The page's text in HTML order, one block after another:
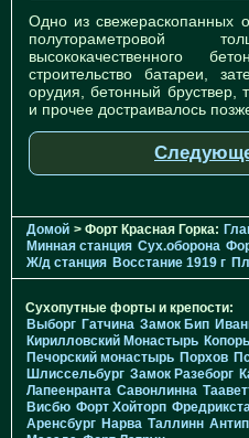
Одно из свежераскопанных
высококачественного
строительство батареи,
орудия, бетонный бруствер,
и прочее достраивалось
Домой > Форт Красная Горка:
Минная станция Cух.оборона
Ж/д станция Восстание 1919 г
Сухопутные форты и крепости:
Выборг Гатчина Замок Бип
Кирилловский Монастырь
Печорcкий монастырь Порхов
Шлиссельбург Замок Разеборг
Лапеенранта Савонлинна
Висбю Форт Хойторп
Аренсбург Нарва Таллинн